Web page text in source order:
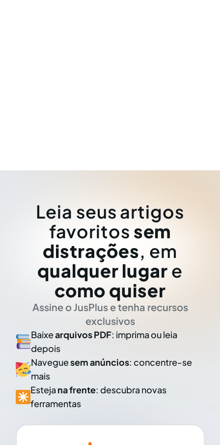
Leia seus artigos
favoritos sem
distrações, em
qualquer lugar e
como quiser
Assine o JusPlus e tenha recursos
exclusivos
Baixearquivos PDF: imprima ou leia
depois
Naveguesem anúncios: concentre-se
mais
Esteja na frente: descubra novas
ferramentas